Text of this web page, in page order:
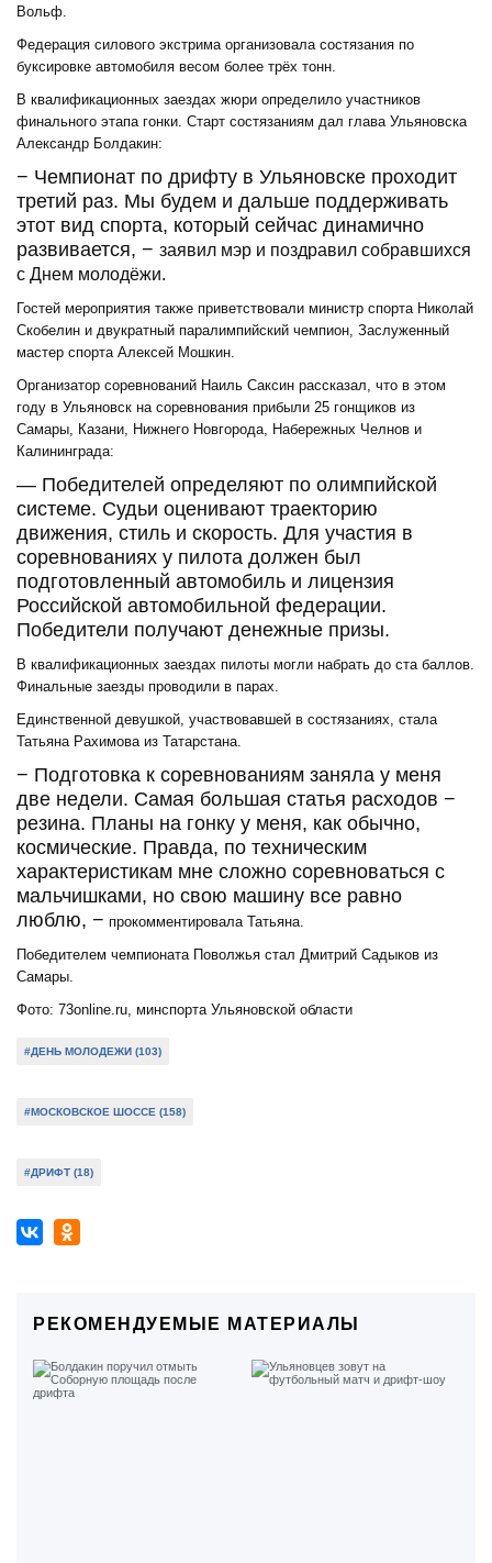
Вольф.
Федерация силового экстрима организовала состязания по
буксировке автомобиля весом более трёх тонн.
В квалификационных заездах жюри определило участников
финального этапа гонки. Старт состязаниям дал глава Ульяновска
Александр Болдакин:
− Чемпионат по дрифту в Ульяновске проходит
третий раз. Мы будем и дальше поддерживать
этот вид спорта, который сейчас динамично
развивается, − заявил мэр и поздравил собравшихся
с Днем молодёжи.
Гостей мероприятия также приветствовали министр спорта Николай
Скобелин и двукратный паралимпийский чемпион, Заслуженный
мастер спорта Алексей Мошкин.
Организатор соревнований Наиль Саксин рассказал, что в этом
году в Ульяновск на соревнования прибыли 25 гонщиков из
Самары, Казани, Нижнего Новгорода, Набережных Челнов и
Калининграда:
— Победителей определяют по олимпийской
системе. Судьи оценивают траекторию
движения, стиль и скорость. Для участия в
соревнованиях у пилота должен был
подготовленный автомобиль и лицензия
Российской автомобильной федерации.
Победители получают денежные призы.
В квалификационных заездах пилоты могли набрать до ста баллов.
Финальные заезды проводили в парах.
Единственной девушкой, участвовавшей в состязаниях, стала
Татьяна Рахимова из Татарстана.
− Подготовка к соревнованиям заняла у меня
две недели. Самая большая статья расходов −
резина. Планы на гонку у меня, как обычно,
космические. Правда, по техническим
характеристикам мне сложно соревноваться с
мальчишками, но свою машину все равно
люблю, − прокомментировала Татьяна.
Победителем чемпионата Поволжья стал Дмитрий Садыков из
Самары.
Фото: 73online.ru, минспорта Ульяновской области
#ДЕНЬ МОЛОДЕЖИ (103)
#МОСКОВСКОЕ ШОССЕ (158)
#ДРИФТ (18)
РЕКОМЕНДУЕМЫЕ МАТЕРИАЛЫ